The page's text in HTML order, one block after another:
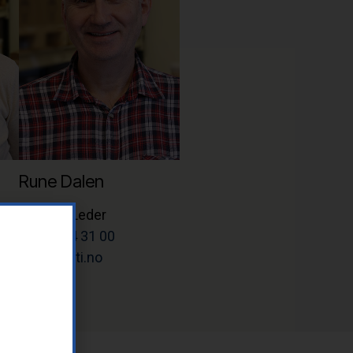
Rune Dalen
Teknisk Leder
Tlf: 37 14 31 00
rune@letti.no